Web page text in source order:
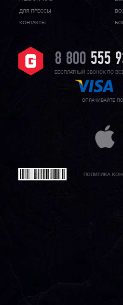
ДЛЯ ПРЕССЫ
КОНТАКТЫ
8 800 555
БЕСПЛАТНЫЙ ЗВОНОК ПО
ОПЛАЧИВАЙТЕ
ПОЛИТИКА